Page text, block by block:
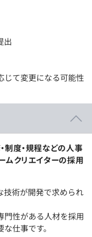
出
て変更になる可能性
制度・規程などの人事
ムクリエイターの採用
技術が開発で求められ
門性がある人材を採用
仕事です。